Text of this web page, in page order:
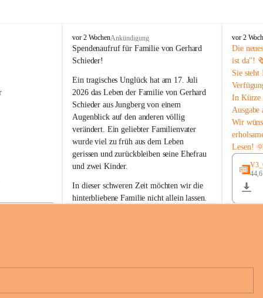
B
u
c
-
S
t
.
M
a
g
d
a
e
n
a
vor 2 WochenAnkündigung
Spendenaufruf für Familie von Gerhard
Schieder!
Ein tragisches Unglück hat am 17. Juli
2026 das Leben der Familie von Gerhard
Schieder aus Jungberg von einem
Augenblick auf den anderen völlig
verändert. Ein geliebter Familienvater
wurde viel zu früh aus dem Leben
gerissen und zurückbleiben seine Ehefrau
und zwei Kinder.
In dieser schweren Zeit möchten wir die
hinterbliebene Familie nicht allein lassen.
Unterstützung, ihre Hilfsbereitschaft und
B
u
c
h
-
S
t
.
M
a
g
d
n
a
vor 2
Die
ist da"!
Sie
In Kürze
Ausgabe
Wir
Lesen!